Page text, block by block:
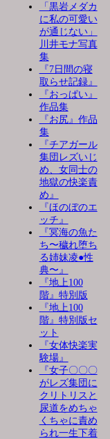
「黒岩メダカ
に私の可愛い
が通じない」
川井モナ写真
集
『7日間の寝
取らせ記録』
『おっぱい』
作品集
『お尻』作品
集
『チアガール
集団レズいじ
め、女同士の
地獄の快楽責
め』
『ほのぼのエ
ッチ』
『冥海の魚た
ち〜穢れ堕ち
る姉妹凌●性
典〜』
『地上100
階』特別版
『地上100
階』特別版セ
ット
『女体快楽実
験場』
『女子〇〇〇
がレズ集団に
クリトリスと
尿道をめちゃ
くちゃに責め
られ一生下着